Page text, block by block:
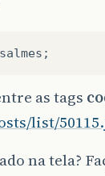
salmes ;
as tags
list/
na tela?